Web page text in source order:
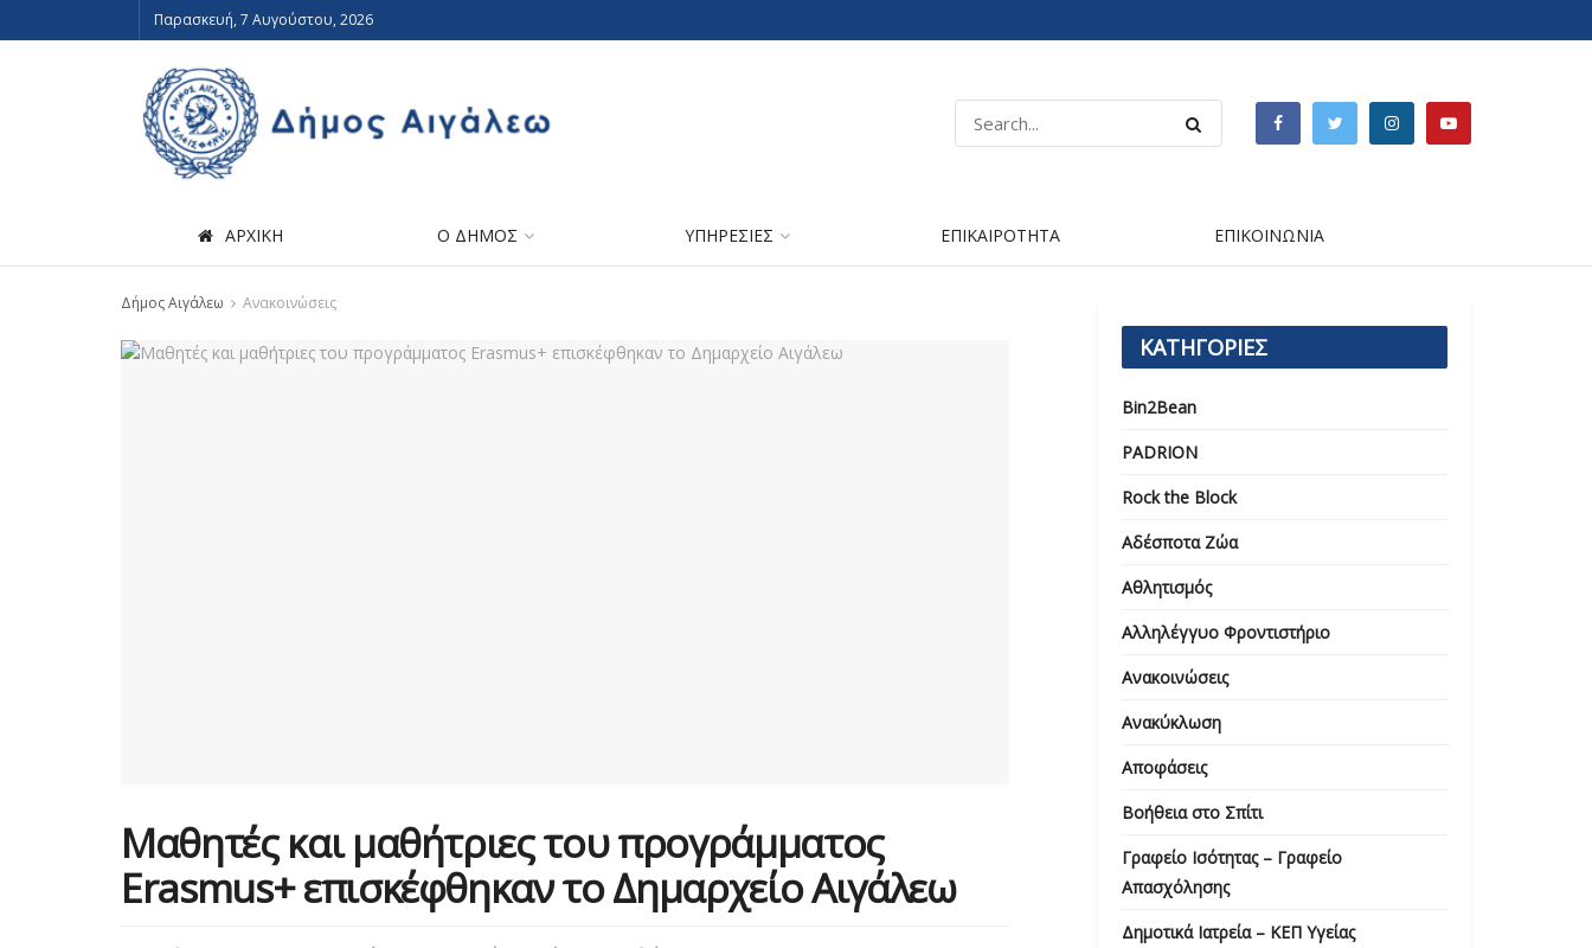
Παρασκευή, 7 Αυγούστου, 2026
ΑΡΧΙΚΗ Ο ΔΗΜΟΣ ΥΠΗΡΕΣΙΕΣ ΕΠΙΚΑΙΡΟΤΗΤΑ ΕΠΙΚΟΙΝΩΝΙΑ
Δήμος Αιγάλεω Ανακοινώσεις
Μαθητές και μαθήτριες του προγράμματος
Erasmus+ επισκέφθηκαν το Δημαρχείο Αιγάλεω
ΚΑΤΗΓΟΡΙΕΣ
Bin2Bean
PADRION
Rock the Block
Αδέσποτα Ζώα
Αθλητισμός
Αλληλέγγυο Φροντιστήριο
Ανακοινώσεις
Ανακύκλωση
Αποφάσεις
Βοήθεια στο Σπίτι
Γραφείο Ισότητας – Γραφείο
Απασχόλησης
Δημοτικά Ιατρεία – ΚΕΠ Υγείας